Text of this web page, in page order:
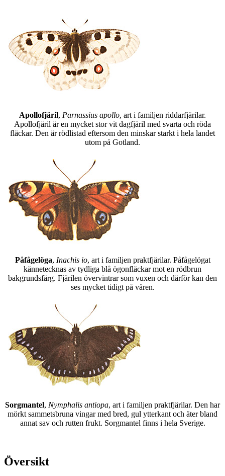
Apollofjäril, Parnassius apollo, art i familjen riddarfjärilar.
Apollofjäril är en mycket stor vit dagfjäril med svarta och röda
fläckar. Den är rödlistad eftersom den minskar starkt i hela landet
utom på Gotland.
Påfågelöga, Inachis io, art i familjen praktfjärilar. Påfågelögat
kännetecknas av tydliga blå ögonfläckar mot en rödbrun
bakgrundsfärg. Fjärilen övervintrar som vuxen och därför kan den
ses mycket tidigt på våren.
Sorgmantel, Nymphalis antiopa, art i familjen praktfjärilar. Den har
mörkt sammetsbruna vingar med bred, gul ytterkant och äter bland
annat sav och rutten frukt. Sorgmantel finns i hela Sverige.
Översikt